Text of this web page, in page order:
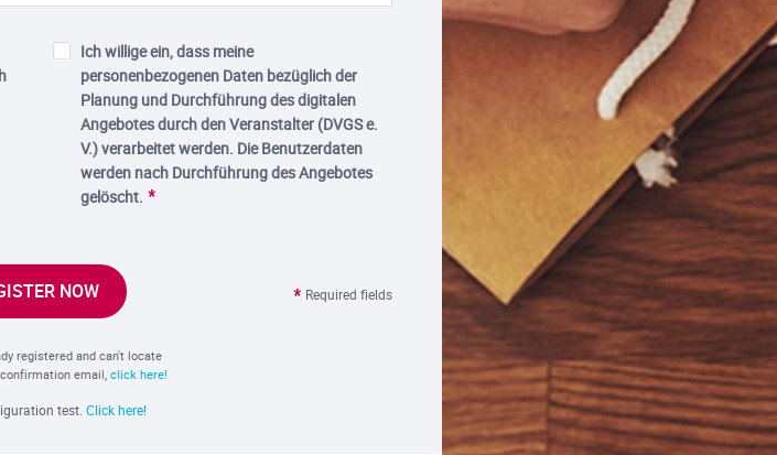
Ich willige ein, dass meine
personenbezogenen Daten bezüglich der
Planung und Durchführung des digitalen
Angebotes durch den Veranstalter (DVGS e.
V.) verarbeitet werden. Die Benutzerdaten
werden nach Durchführung des Angebotes
gelöscht.
Required fields
NOW
registered and can't locate
email,click here!
test. Click here!